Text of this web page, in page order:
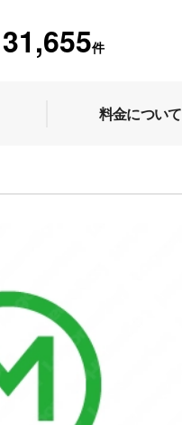
31,655件
料金について